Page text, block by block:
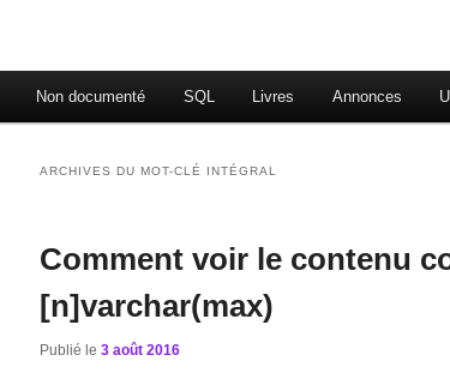
Non documenté SQL Livres Annonces
ARCHIVES DU MOT-CLÉ INTÉGRAL
Comment voir le contenu
[n]varchar(max)
Publié le3 août 2016